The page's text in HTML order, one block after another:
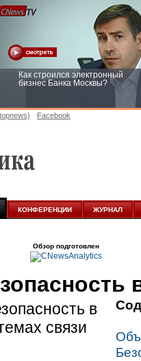
Как строился электронный
бизнес Банка Москвы?
Facebook
КОНФЕРЕНЦИИ ЖУРНАЛ
Обзор подготовлен